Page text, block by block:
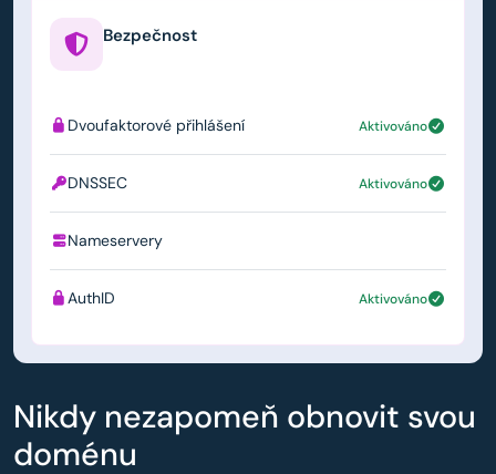
Bezpečnost
Dvoufaktorové přihlášení Aktivováno
DNSSEC Aktivováno
Nameservery
AuthID Aktivováno
Nikdy nezapomeň obnovit svou
doménu